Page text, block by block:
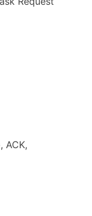
ACK,